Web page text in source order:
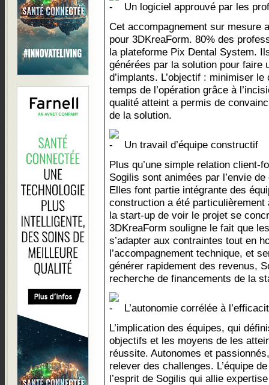
Un logiciel approuvé par les
Cet accompagnement sur mesure
pour 3DKreaForm. 80% des
la plateforme Pix Dental System.
générées par la solution pour faire
d’implants. L’objectif : minimiser
temps de l’opération grâce à
qualité atteint a permis de
de la solution.
Un travail d’équipe constructif
Plus qu’une simple relation client-
Sogilis sont animées par l’envie
Elles font partie intégrante des
construction a été
la start-up de voir le projet se
3DKreaForm souligne le fait que
s’adapter aux contraintes tout en
l’accompagnement technique, et
générer rapidement des revenus,
recherche de financements de la
L’autonomie corrélée à
L’implication des équipes, qui
objectifs et les moyens de les
réussite. Autonomes et
relever des challenges. L’équipe
l’esprit de Sogilis qui allie